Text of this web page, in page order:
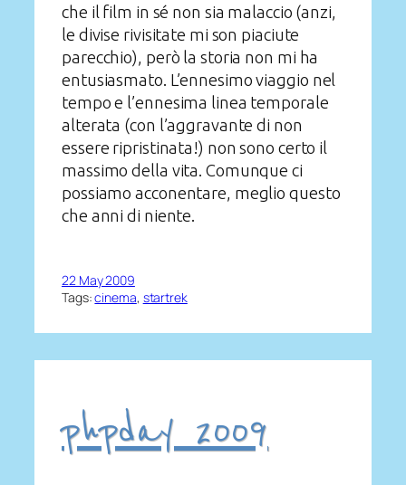
che il film in sé non sia malaccio (anzi,
le divise rivisitate mi son piaciute
parecchio), però la storia non mi ha
entusiasmato. L’ennesimo viaggio nel
tempo e l’ennesima linea temporale
alterata (con l’aggravante di non
essere ripristinata!) non sono certo il
massimo della vita. Comunque ci
possiamo acconentare, meglio questo
che anni di niente.
22 May 2009
Tags:cinema, startrek
phpday 2009